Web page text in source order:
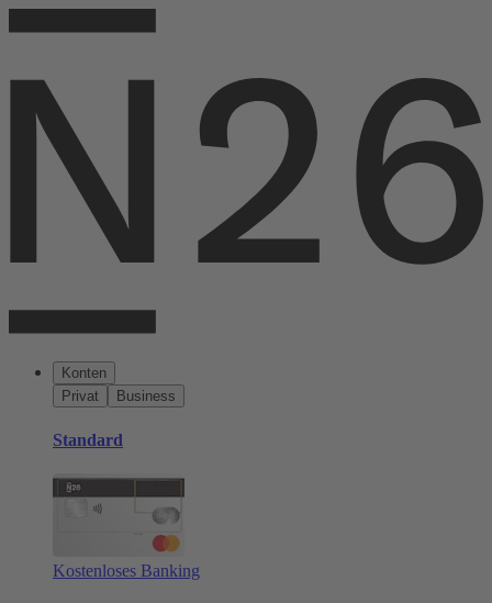
Konten
Privat
Business
Standard
Kostenloses Banking